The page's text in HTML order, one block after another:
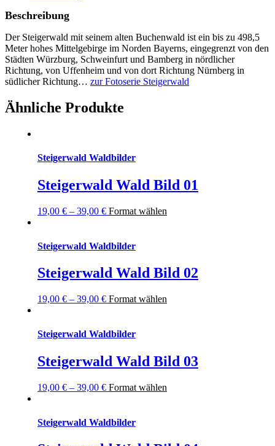
Beschreibung
Der Steigerwald mit seinem alten Buchenwald ist ein bis zu 498,5
Meter hohes Mittelgebirge im Norden Bayerns, eingegrenzt von den
Städten Würzburg, Schweinfurt und Bamberg in nördlicher
Richtung, von Uffenheim und von dort Richtung Nürnberg in
südlicher Richtung… zur Fotoserie Steigerwald
Ähnliche Produkte
Steigerwald Waldbilder
Steigerwald Wald Bild 01
19,00 €– 39,00 € Format wählen
Steigerwald Waldbilder
Steigerwald Wald Bild 02
19,00 €– 39,00 € Format wählen
Steigerwald Waldbilder
Steigerwald Wald Bild 03
19,00 €– 39,00 € Format wählen
Steigerwald Waldbilder